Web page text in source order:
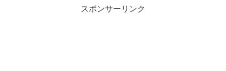
スポンサーリンク